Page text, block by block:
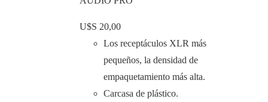
U$S 20,00
Los receptáculos XLR más
pequeños, la densidad de
empaquetamiento más alta.
Carcasa de plástico.